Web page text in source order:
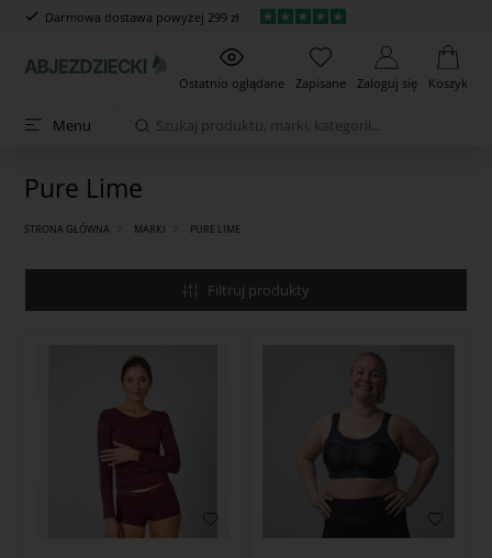
Darmowa dostawa powyżej 299 zł
Ostatnio oglądane Zapisane Zaloguj się Koszyk
Menu
Pure Lime
STRONA GŁÓWNA MARKI PURE LIME
Filtruj produkty